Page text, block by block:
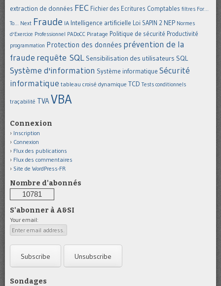
extraction de données FEC Fichier des Ecritures Comptables filtres For...
To... Next Fraude IA Intelligence artificielle Loi SAPIN 2 NEP Normes
d'Exercice Professionnel PADoCC Piratage Politique de sécurité Productivité
programmation Protection des données prévention de la
fraude requête SQL Sensibilisation des utilisateurs SQL
Système d'information Système informatique Sécurité
informatique tableau croisé dynamique TCD Tests conditionnels
traçabilité TVAVBA
Connexion
Inscription
Connexion
Flux des publications
Flux des commentaires
Site de WordPress-FR
Nombre d'abonnés
10781
S'abonner à A&SI
Your email:
Sondages